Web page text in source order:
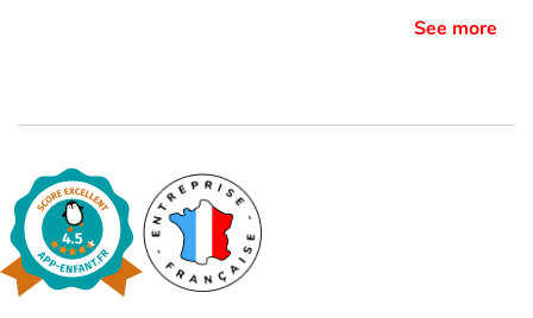
See more